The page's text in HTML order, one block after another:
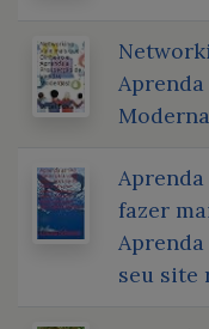
Aprenda
fazer
seu site